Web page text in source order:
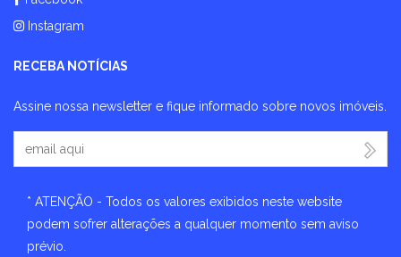
Instagram
RECEBA NOTÍCIAS
Assine nossa newsletter e fique informado sobre novos imóveis.
Seu Email
* ATENÇÃO - Todos os valores exibidos neste website
podem sofrer alterações a qualquer momento sem aviso
prévio.